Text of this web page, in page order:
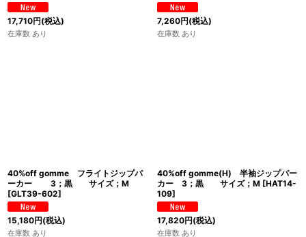
17,710円(税込)
在庫数 あり
7,260円(税込)
在庫数 あり
40%off gomme フライトジップパ
ーカー 3；黒 サイズ；M
[GLT39-602]
15,180円(税込)
在庫数 あり
40%off gomme(H) 半袖ジップパー
カー 3；黒 サイズ；M [HAT14-
109]
17,820円(税込)
在庫数 あり